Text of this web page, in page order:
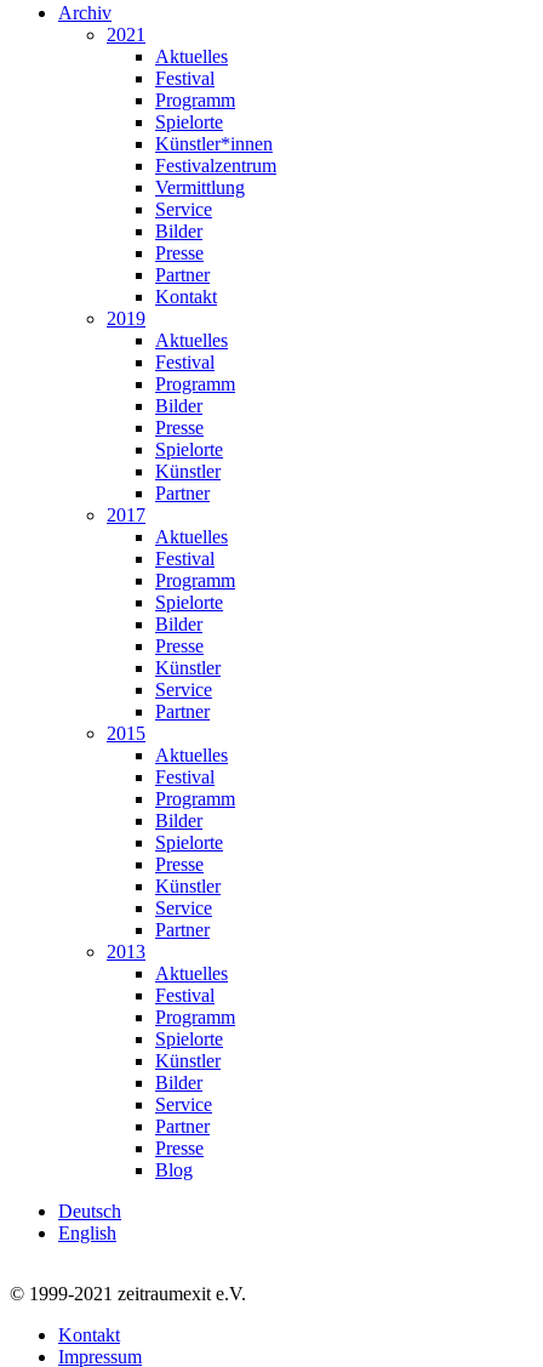
Archiv
2021
Aktuelles
Festival
Programm
Spielorte
Künstler*innen
Festivalzentrum
Vermittlung
Service
Bilder
Presse
Partner
Kontakt
2019
Aktuelles
Festival
Programm
Bilder
Presse
Spielorte
Künstler
Partner
2017
Aktuelles
Festival
Programm
Spielorte
Bilder
Presse
Künstler
Service
Partner
2015
Aktuelles
Festival
Programm
Bilder
Spielorte
Presse
Künstler
Service
Partner
2013
Aktuelles
Festival
Programm
Spielorte
Künstler
Bilder
Service
Partner
Presse
Blog
Deutsch
English
© 1999-2021 zeitraumexit e.V.
Kontakt
Impressum